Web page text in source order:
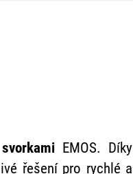
EMOS. Díky
řešení pro rychlé a